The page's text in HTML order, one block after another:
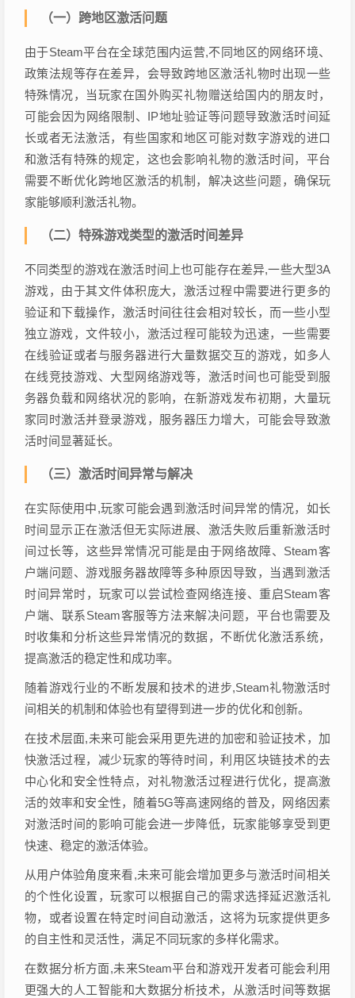
（一）跨地区激活问题
由于Steam平台在全球范围内运营,不同地区的网络环境、
政策法规等存在差异，会导致跨地区激活礼物时出现一些
特殊情况，当玩家在国外购买礼物赠送给国内的朋友时，
可能会因为网络限制、IP地址验证等问题导致激活时间延
长或者无法激活，有些国家和地区可能对数字游戏的进口
和激活有特殊的规定，这也会影响礼物的激活时间，平台
需要不断优化跨地区激活的机制，解决这些问题，确保玩
家能够顺利激活礼物。
（二）特殊游戏类型的激活时间差异
不同类型的游戏在激活时间上也可能存在差异,一些大型3A
游戏，由于其文件体积庞大，激活过程中需要进行更多的
验证和下载操作，激活时间往往会相对较长，而一些小型
独立游戏，文件较小，激活过程可能较为迅速，一些需要
在线验证或者与服务器进行大量数据交互的游戏，如多人
在线竞技游戏、大型网络游戏等，激活时间也可能受到服
务器负载和网络状况的影响，在新游戏发布初期，大量玩
家同时激活并登录游戏，服务器压力增大，可能会导致激
活时间显著延长。
（三）激活时间异常与解决
在实际使用中,玩家可能会遇到激活时间异常的情况，如长
时间显示正在激活但无实际进展、激活失败后重新激活时
间过长等，这些异常情况可能是由于网络故障、Steam客
户端问题、游戏服务器故障等多种原因导致，当遇到激活
时间异常时，玩家可以尝试检查网络连接、重启Steam客
户端、联系Steam客服等方法来解决问题，平台也需要及
时收集和分析这些异常情况的数据，不断优化激活系统，
提高激活的稳定性和成功率。
随着游戏行业的不断发展和技术的进步,Steam礼物激活时
间相关的机制和体验也有望得到进一步的优化和创新。
在技术层面,未来可能会采用更先进的加密和验证技术，加
快激活过程，减少玩家的等待时间，利用区块链技术的去
中心化和安全性特点，对礼物激活过程进行优化，提高激
活的效率和安全性，随着5G等高速网络的普及，网络因素
对激活时间的影响可能会进一步降低，玩家能够享受到更
快速、稳定的激活体验。
从用户体验角度来看,未来可能会增加更多与激活时间相关
的个性化设置，玩家可以根据自己的需求选择延迟激活礼
物，或者设置在特定时间自动激活，这将为玩家提供更多
的自主性和灵活性，满足不同玩家的多样化需求。
在数据分析方面,未来Steam平台和游戏开发者可能会利用
更强大的人工智能和大数据分析技术，从激活时间等数据